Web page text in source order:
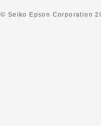
© Seiko Epson Corporation